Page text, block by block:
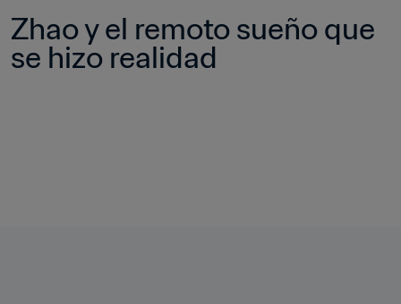
Zhao y el remoto sueño que
se hizo realidad